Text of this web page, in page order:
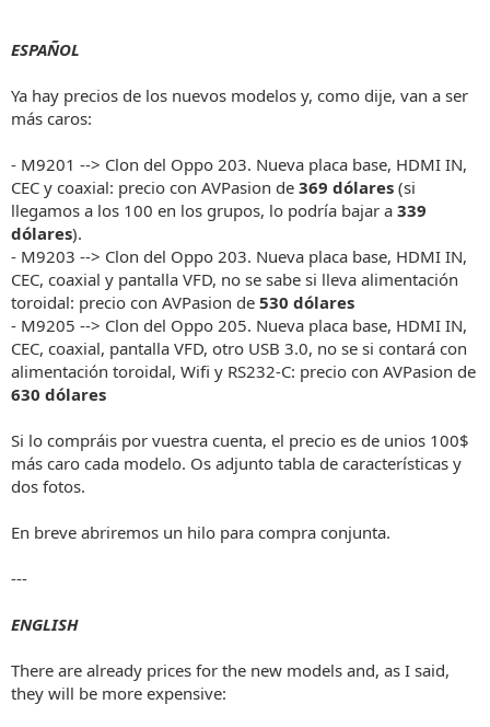
ESPAÑOL
Ya hay precios de los nuevos modelos y, como dije, van a ser
más caros:
- M9201 --> Clon del Oppo 203. Nueva placa base, HDMI IN,
CEC y coaxial: precio con AVPasion de 369 dólares (si
llegamos a los 100 en los grupos, lo podría bajar a 339
dólares).
- M9203 --> Clon del Oppo 203. Nueva placa base, HDMI IN,
CEC, coaxial y pantalla VFD, no se sabe si lleva alimentación
toroidal: precio con AVPasion de 530 dólares
- M9205 --> Clon del Oppo 205. Nueva placa base, HDMI IN,
CEC, coaxial, pantalla VFD, otro USB 3.0, no se si contará con
alimentación toroidal, Wifi y RS232-C: precio con AVPasion de
630 dólares
Si lo compráis por vuestra cuenta, el precio es de unios 100$
más caro cada modelo. Os adjunto tabla de características y
dos fotos.
En breve abriremos un hilo para compra conjunta.
---
ENGLISH
There are already prices for the new models and, as I said,
they will be more expensive: